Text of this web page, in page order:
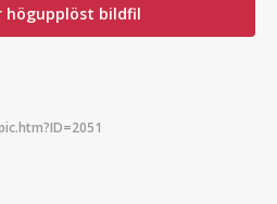
högupplöst bildfil